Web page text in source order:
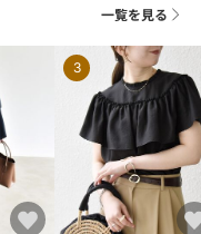
一覧を見る
3